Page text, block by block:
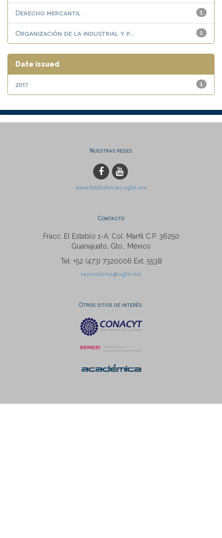
1
Derecho mercantil
1
Organización de la industrial y p...
Date issued
1
2017
Nuestras redes
www.bibliotecas.ugto.mx
Contacto
Fracc. El Establo 1-A, Col. Marfil C.P. 36250
Guanajuato, Gto., México
Tel: +52 (473) 7320006 Ext. 5538
repositorio@ugto.mx
Otros sitios de interés: